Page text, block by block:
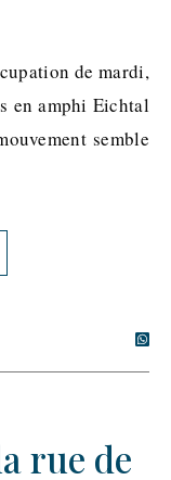
en amphi Eichtal
semble
rue de